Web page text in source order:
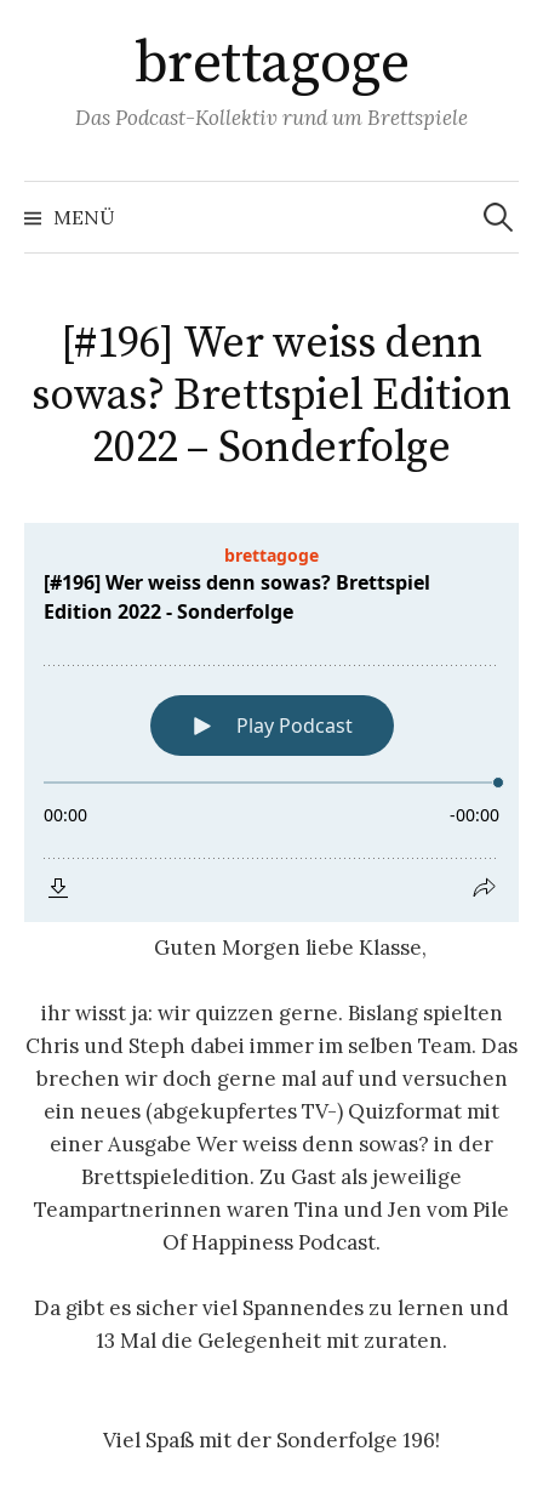
brettagoge
Das Podcast-Kollektiv rund um Brettspiele
MENÜ
Suchen
nach:
[#196] Wer weiss denn
sowas? Brettspiel Edition
2022 – Sonderfolge
Guten Morgen liebe Klasse,
ihr wisst ja: wir quizzen gerne. Bislang spielten
Chris und Steph dabei immer im selben Team. Das
brechen wir doch gerne mal auf und versuchen
ein neues (abgekupfertes TV-) Quizformat mit
einer Ausgabe Wer weiss denn sowas? in der
Brettspieledition. Zu Gast als jeweilige
Teampartnerinnen waren Tina und Jen vom Pile
Of Happiness Podcast.
Da gibt es sicher viel Spannendes zu lernen und
13 Mal die Gelegenheit mit zuraten.
Viel Spaß mit der Sonderfolge 196!